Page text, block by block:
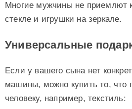
Многие мужчины не приемлют
стекле и игрушки на зеркале.
Универсальные
Если у вашего сына нет
машины, можно купить то, что
человеку, например, текстиль: